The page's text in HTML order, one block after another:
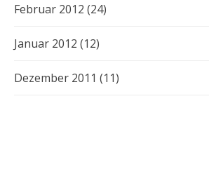
Februar 2012 (24)
Januar 2012 (12)
Dezember 2011 (11)